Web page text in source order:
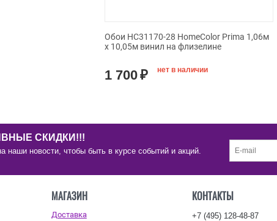
Обои HC31170-28 HomeColor Prima 1,06м
х 10,05м винил на флизелине
1 700₽ нет в наличии
СКИДКИ!!!
наши новости, чтобы быть в курсе событий и акций.
МАГАЗИН
Доставка
КОНТАКТЫ
+7 (495) 128-48-87